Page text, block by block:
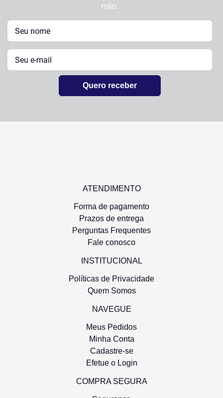
mão.
Quero receber
ATENDIMENTO
Forma de pagamento
Prazos de entrega
Perguntas Frequentes
Fale conosco
INSTITUCIONAL
Políticas de Privacidade
Quem Somos
NAVEGUE
Meus Pedidos
Minha Conta
Cadastre-se
Efetue o Login
COMPRA SEGURA